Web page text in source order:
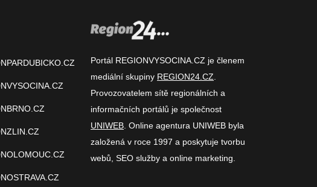
Portál REGIONVYSOCINA.CZ je členem
mediální skupiny REGION24.CZ
Provozovatelem sítě regionálních a
informačních portálů je společnost
UNIWEB . Online agentura UNIWEB byla
založená v roce 1997 a poskytuje tvorbu
webů, SEO služby a online marketing.